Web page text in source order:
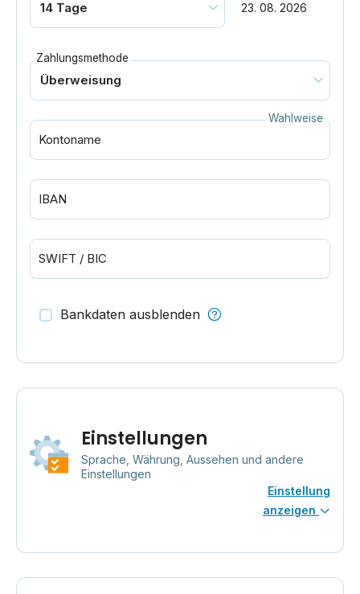
23. 08. 2026
Zahlungsmethode
Kontoname
Wahlweise
IBAN
SWIFT / BIC
Bankdaten ausblenden
Einstellungen
Sprache, Währung, Aussehen und andere
Einstellungen
Einstellung
anzeigen